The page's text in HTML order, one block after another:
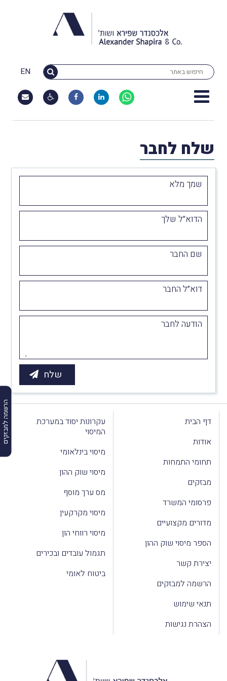
EN
הרשמה למבזקים
שלח לחבר
שמך מלא
הדוא״ל שלך
שם החבר
דוא״ל החבר
הודעה לחבר
דף הבית
אודות
תחומי התמחות
מבזקים
פרסומי המשרד
מדורים מקצועיים
הספר מיסוי שוק ההון
יצירת קשר
הרשמה למבזקים
תנאי שימוש
הצהרת נגישות
עקרונות יסוד במערכת
המיסוי
מיסוי בינלאומי
מיסוי שוק ההון
מס ערך מוסף
מיסוי מקרקעין
מיסוי רווחי הון
תגמול עובדים ובכירים
ביטוח לאומי